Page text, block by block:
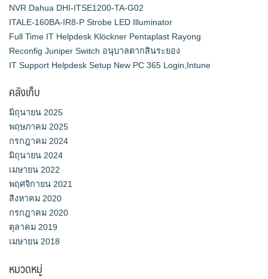
NVR Dahua DHI-ITSE1200-TA-G02
ITALE-160BA-IR8-P Strobe LED Illuminator
Full Time IT Helpdesk Klöckner Pentaplast Rayong
Reconfig Juniper Switch อนุบาลตากสินระยอง
IT Support Helpdesk Setup New PC 365 Login,Intune
คลังเก็บ
มิถุนายน 2025
พฤษภาคม 2025
กรกฎาคม 2024
มิถุนายน 2024
เมษายน 2022
พฤศจิกายน 2021
สิงหาคม 2020
กรกฎาคม 2020
ตุลาคม 2019
เมษายน 2018
หมวดหมู่